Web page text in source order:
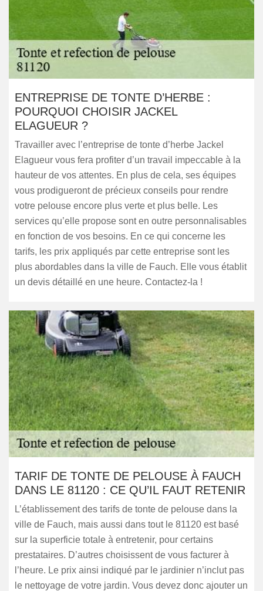
ENTREPRISE DE TONTE D’HERBE :
POURQUOI CHOISIR JACKEL
ELAGUEUR ?
Travailler avec l’entreprise de tonte d’herbe Jackel
Elagueur vous fera profiter d’un travail impeccable à la
hauteur de vos attentes. En plus de cela, ses équipes
vous prodigueront de précieux conseils pour rendre
votre pelouse encore plus verte et plus belle. Les
services qu’elle propose sont en outre personnalisables
en fonction de vos besoins. En ce qui concerne les
tarifs, les prix appliqués par cette entreprise sont les
plus abordables dans la ville de Fauch. Elle vous établit
un devis détaillé en une heure. Contactez-la !
TARIF DE TONTE DE PELOUSE À FAUCH
DANS LE 81120 : CE QU’IL FAUT RETENIR
L’établissement des tarifs de tonte de pelouse dans la
ville de Fauch, mais aussi dans tout le 81120 est basé
sur la superficie totale à entretenir, pour certains
prestataires. D’autres choisissent de vous facturer à
l’heure. Le prix ainsi indiqué par le jardinier n’inclut pas
le nettoyage de votre jardin. Vous devez donc ajouter un